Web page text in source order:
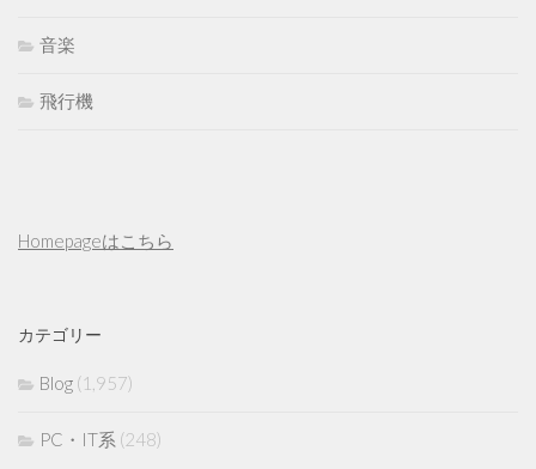
音楽
飛行機
Homepageはこちら
カテゴリー
Blog (1,957)
PC・IT系 (248)